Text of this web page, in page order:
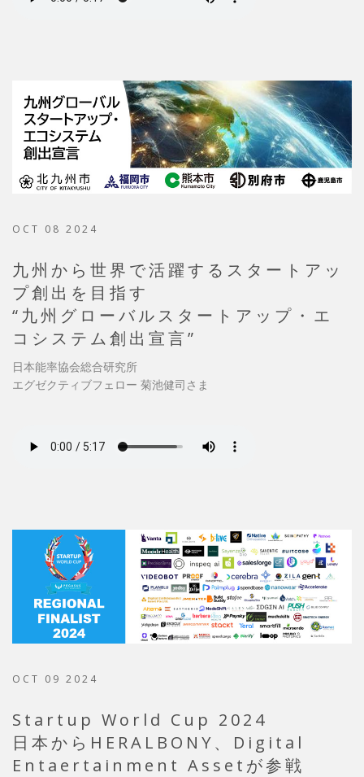
OCT 08 2024
九州から世界で活躍するスタートアッ
プ創出を目指す
“九州グローバルスタートアップ・エ
コシステム創出宣言”
日本能率協会総合研究所
エグゼクティブフェロー 菊池健司さま
OCT 09 2024
Startup World Cup 2024
日本からHERALBONY、Digital
Entaertainment Assetが参戦